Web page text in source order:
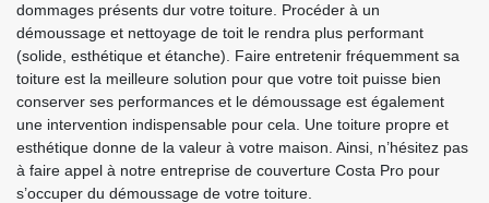
dommages présents dur votre toiture. Procéder à un
démoussage et nettoyage de toit le rendra plus performant
(solide, esthétique et étanche). Faire entretenir fréquemment sa
toiture est la meilleure solution pour que votre toit puisse bien
conserver ses performances et le démoussage est également
une intervention indispensable pour cela. Une toiture propre et
esthétique donne de la valeur à votre maison. Ainsi, n’hésitez pas
à faire appel à notre entreprise de couverture Costa Pro pour
s’occuper du démoussage de votre toiture.